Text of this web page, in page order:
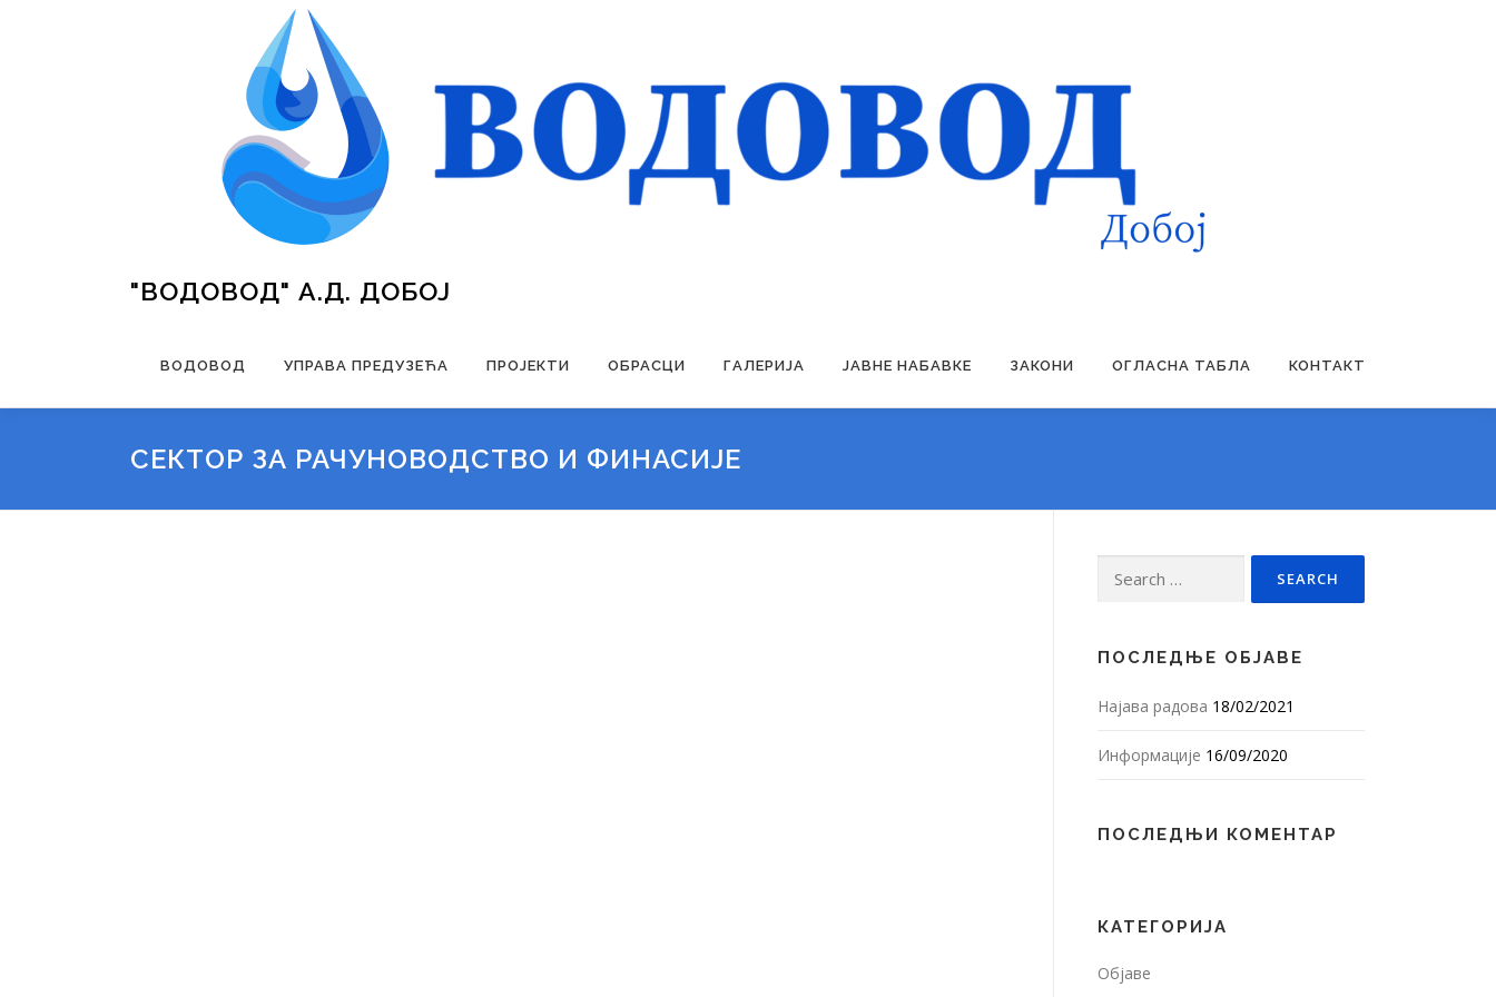
"ВОДОВОД" А.Д. ДОБОЈ
ВОДОВОД УПРАВА ПРЕДУЗЕЋА ПРОЈЕКТИ ОБРАСЦИ ГАЛЕРИЈА ЈАВНЕ НАБАВКЕ ЗАКОНИ ОГЛАСНА ТАБЛА КОНТАКТ
СЕКТОР ЗА РАЧУНОВОДСТВО И ФИНАСИЈЕ
for:
ПОСЛЕДЊЕ ОБЈАВЕ
Најава радова 18/02/2021
Информације 16/09/2020
ПОСЛЕДЊИ КОМЕНТАР
КАТЕГОРИЈА
Објаве